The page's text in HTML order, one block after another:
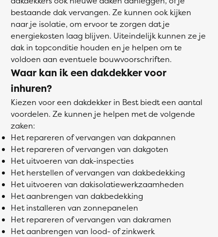
bestaande dak vervangen. Ze kunnen ook kijken
naar je isolatie, om ervoor te zorgen dat je
energiekosten laag blijven. Uiteindelijk kunnen ze je
dak in topconditie houden en je helpen om te
voldoen aan eventuele bouwvoorschriften.
Waar kan ik een dakdekker voor
inhuren?
Kiezen voor een dakdekker in Best biedt een aantal
voordelen. Ze kunnen je helpen met de volgende
zaken:
Het repareren of vervangen van dakpannen
Het repareren of vervangen van dakgoten
Het uitvoeren van dak-inspecties
Het herstellen of vervangen van dakbedekking
Het uitvoeren van dakisolatiewerkzaamheden
Het aanbrengen van dakbedekking
Het installeren van zonnepanelen
Het repareren of vervangen van dakramen
Het aanbrengen van lood- of zinkwerk